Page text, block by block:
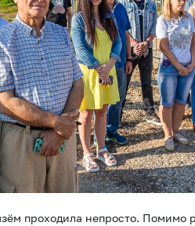
проходила непросто. Помимо